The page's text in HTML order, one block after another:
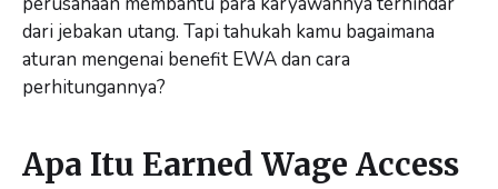
dari jebakan utang. Tapi tahukah kamu bagaimana
aturan mengenai benefit EWA dan cara
perhitungannya?
Apa Itu Earned Wage Access